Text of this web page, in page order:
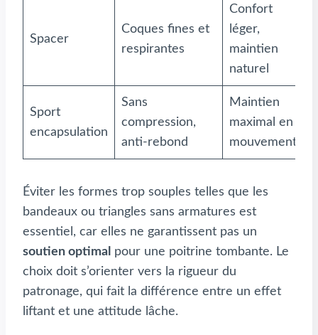
Spacer
Coques fines et
respirantes
Confort
léger,
maintien
naturel
Sport
encapsulation
Sans
compression,
anti-rebond
Maintien
maximal en
mouvement
Éviter les formes trop souples telles que les
bandeaux ou triangles sans armatures est
essentiel, car elles ne garantissent pas un
soutien optimal pour une poitrine tombante. Le
choix doit s’orienter vers la rigueur du
patronage, qui fait la différence entre un effet
liftant et une attitude lâche.